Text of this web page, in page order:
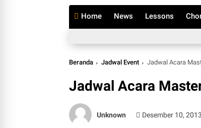
Home News Lessons
Beranda Jadwal Event Jadwal Acara
Jadwal Acara
Unknown Desember 10, 2013